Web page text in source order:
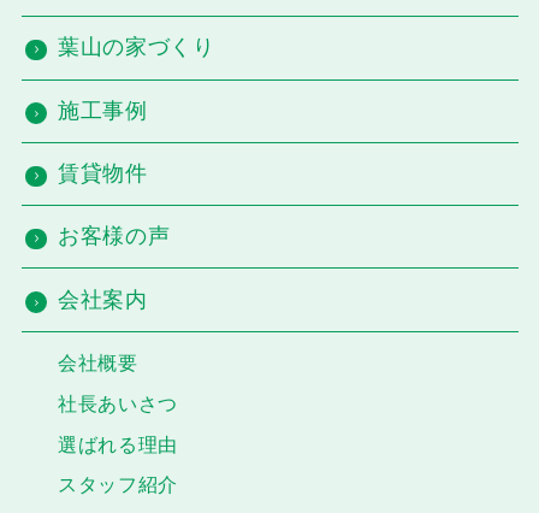
葉山の家づくり
施工事例
賃貸物件
お客様の声
会社案内
会社概要
社長あいさつ
選ばれる理由
スタッフ紹介